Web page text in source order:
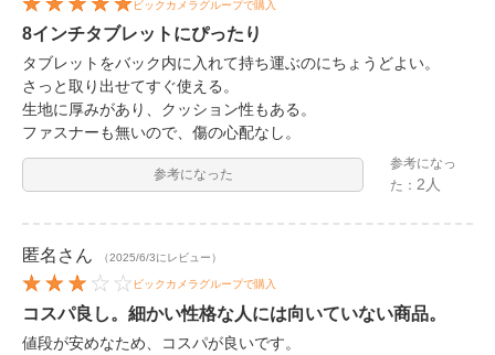
ビックカメラグループで購入
8インチタブレットにぴったり
タブレットをバック内に入れて持ち運ぶのにちょうどよい。
さっと取り出せてすぐ使える。
生地に厚みがあり、クッション性もある。
ファスナーも無いので、傷の心配なし。
参考になった
参考になっ
た：2人
匿名 さん （2025/6/3にレビュー）
ビックカメラグループで購入
コスパ良し。細かい性格な人には向いていない商品。
値段が安めなため、コスパが良いです。